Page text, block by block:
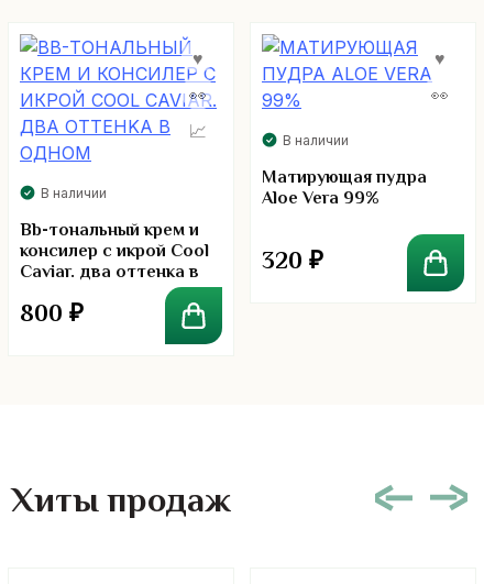
В наличии
Bb-тональный крем и
консилер с икрой Cool
Caviar. два оттенка в
800 ₽
В наличии
Матирующая пудра
Aloe Vera 99%
320 ₽
Хиты продаж